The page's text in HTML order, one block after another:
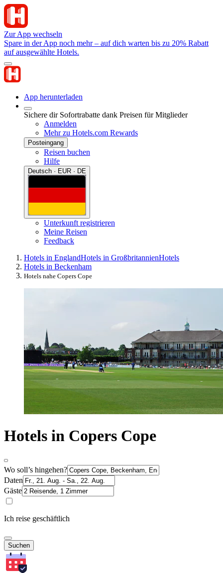
Zur App wechseln
Spare in der App noch mehr – auf dich warten bis zu 20% Rabatt
auf ausgewählte Hotels.
App herunterladen
Sichere dir Sofortrabatte dank Preisen für Mitglieder
Anmelden
Mehr zu Hotels.com Rewards
Posteingang
Reisen buchen
Hilfe
Deutsch · EUR · DE
Unterkunft registrieren
Meine Reisen
Feedback
Hotels in EnglandHotels in GroßbritannienHotels
Hotels in Beckenham
Hotels nahe Copers Cope
Hotels in Copers Cope
Wo soll’s hingehen?
Daten
Gäste
Ich reise geschäftlich
Suchen